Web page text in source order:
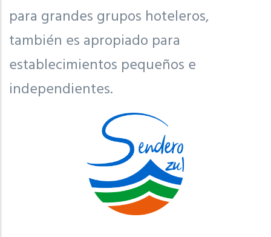
para grandes grupos hoteleros,
también es apropiado para
establecimientos pequeños e
independientes.